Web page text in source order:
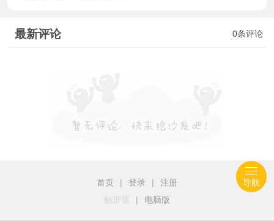
0条评论
最新评论
首页 | 登录 |
注册
触屏版
| 电脑版
导航